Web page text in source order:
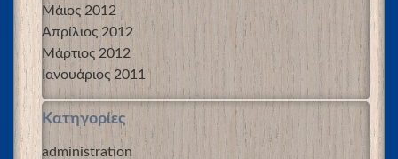
Μάιος 2012
Απρίλιος 2012
Μάρτιος 2012
Ιανουάριος 2011
Kατηγορίες
administration